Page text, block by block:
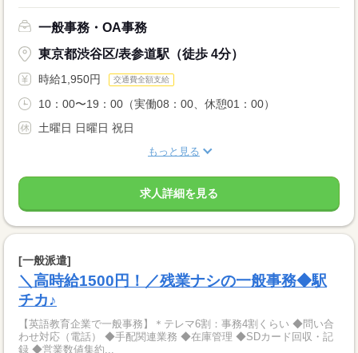
一般事務・OA事務
東京都渋谷区/表参道駅（徒歩 4分）
時給1,950円 交通費全額支給
10：00〜19：00（実働08：00、休憩01：00）
土曜日 日曜日 祝日
もっと見る
求人詳細を見る
[一般派遣]
＼高時給1500円！／残業ナシの一般事務◆駅
チカ♪
【英語教育企業で一般事務】＊テレマ6割：事務4割くらい ◆問い合
わせ対応（電話） ◆手配関連業務 ◆在庫管理 ◆SDカード回収・記
録 ◆営業数値集約...